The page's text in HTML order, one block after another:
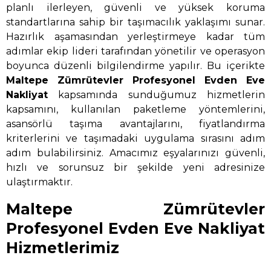
planlı ilerleyen, güvenli ve yüksek koruma
standartlarına sahip bir taşımacılık yaklaşımı sunar.
Hazırlık aşamasından yerleştirmeye kadar tüm
adımlar ekip lideri tarafından yönetilir ve operasyon
boyunca düzenli bilgilendirme yapılır. Bu içerikte
Maltepe Zümrütevler Profesyonel Evden Eve
Nakliyat kapsamında sunduğumuz hizmetlerin
kapsamını, kullanılan paketleme yöntemlerini,
asansörlü taşıma avantajlarını, fiyatlandırma
kriterlerini ve taşımadaki uygulama sırasını adım
adım bulabilirsiniz. Amacımız eşyalarınızı güvenli,
hızlı ve sorunsuz bir şekilde yeni adresinize
ulaştırmaktır.
Maltepe Zümrütevler
Profesyonel Evden Eve Nakliyat
Hizmetlerimiz